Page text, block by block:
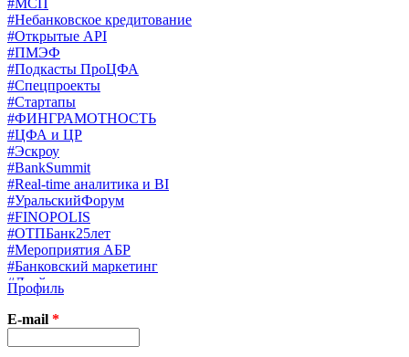
#МСП
#Небанковское кредитование
#Открытые API
#ПМЭФ
#Подкасты ПроЦФА
#Спецпроекты
#Стартапы
#ФИНГРАМОТНОСТЬ
#ЦФА и ЦР
#Эскроу
#BankSummit
#Real-time аналитика и BI
#УральскийФорум
#FINOPOLIS
#ОТПБанк25лет
#Мероприятия АБР
#Банковский маркетинг
#Драйверы страхования
#Финконгресс ЦБ
#PB&WM
#UX/CX
#Экосистемы
Профиль
E-mail *